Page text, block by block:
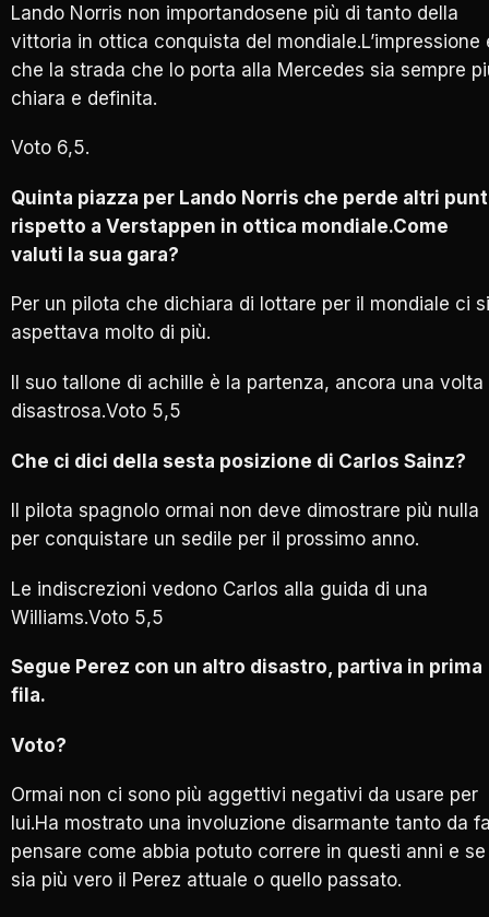
Lando Norris non importandosene più di tanto della
vittoria in ottica conquista del mondiale.L’impressione
che la strada che lo porta alla Mercedes sia sempre
chiara e definita.
Voto 6,5.
Quinta piazza per Lando Norris che perde altri
rispetto a Verstappen in ottica mondiale.Come
valuti la sua gara?
Per un pilota che dichiara di lottare per il mondiale ci si
aspettava molto di più.
Il suo tallone di achille è la partenza, ancora una volta
disastrosa.Voto 5,5
Che ci dici della sesta posizione di Carlos Sainz?
Il pilota spagnolo ormai non deve dimostrare più nulla
per conquistare un sedile per il prossimo anno.
Le indiscrezioni vedono Carlos alla guida di una
Williams.Voto 5,5
Segue Perez con un altro disastro, partiva in prima
fila.
Voto?
Ormai non ci sono più aggettivi negativi da usare per
lui.Ha mostrato una involuzione disarmante tanto da
pensare come abbia potuto correre in questi anni e se
sia più vero il Perez attuale o quello passato.